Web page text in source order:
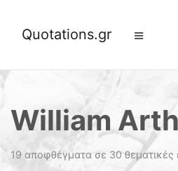
Quotations.gr
William
19 αποφθέγματα σε 30 θεματικές